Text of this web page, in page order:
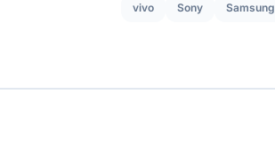
Samsung
Sony
vivo